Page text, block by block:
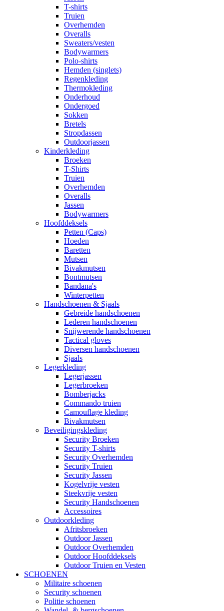
T-shirts
Truien
Overhemden
Overalls
Sweaters/vesten
Bodywarmers
Polo-shirts
Hemden (singlets)
Regenkleding
Thermokleding
Onderhoud
Ondergoed
Sokken
Bretels
Stropdassen
Outdoorjassen
Kinderkleding
Broeken
T-Shirts
Truien
Overhemden
Overalls
Jassen
Bodywarmers
Hoofddeksels
Petten (Caps)
Hoeden
Baretten
Mutsen
Bivakmutsen
Bontmutsen
Bandana's
Winterpetten
Handschoenen & Sjaals
Gebreide handschoenen
Lederen handschoenen
Snijwerende handschoenen
Tactical gloves
Diversen handschoenen
Sjaals
Legerkleding
Legerjassen
Legerbroeken
Bomberjacks
Commando truien
Camouflage kleding
Bivakmutsen
Beveiligingskleding
Security Broeken
Security T-shirts
Security Overhemden
Security Truien
Security Jassen
Kogelvrije vesten
Steekvrije vesten
Security Handschoenen
Accessoires
Outdoorkleding
Afritsbroeken
Outdoor Jassen
Outdoor Overhemden
Outdoor Hoofddeksels
Outdoor Truien en Vesten
SCHOENEN
Militaire schoenen
Security schoenen
Politie schoenen